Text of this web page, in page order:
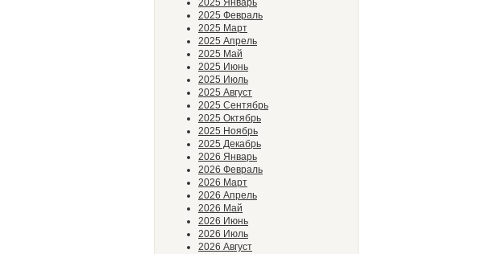
2025 Январь
2025 Февраль
2025 Март
2025 Апрель
2025 Май
2025 Июнь
2025 Июль
2025 Август
2025 Сентябрь
2025 Октябрь
2025 Ноябрь
2025 Декабрь
2026 Январь
2026 Февраль
2026 Март
2026 Апрель
2026 Май
2026 Июнь
2026 Июль
2026 Август